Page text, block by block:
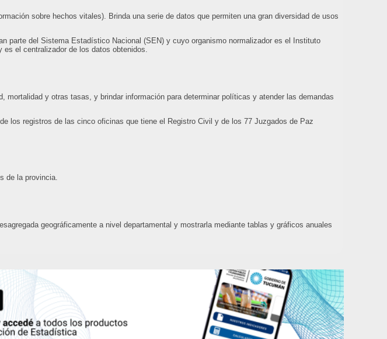
sobre hechos vitales). Brinda una serie de datos que permiten una gran diversidad de usos
parte del Sistema Estadístico Nacional (SEN) y cuyo organismo normalizador es el Instituto
el centralizador de los datos obtenidos.
y otras tasas, y brindar información para determinar políticas y atender las demandas
los registros de las cinco oficinas que tiene el Registro Civil y de los 77 Juzgados de Paz
de la provincia.
geográficamente a nivel departamental y mostrarla mediante tablas y gráficos anuales